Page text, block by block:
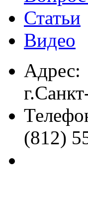
Статьи
Видео
Адрес:
(812)